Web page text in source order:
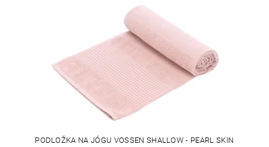
PODLOŽKA NA JÓGU VOSSEN SHALLOW - PEARL SKIN